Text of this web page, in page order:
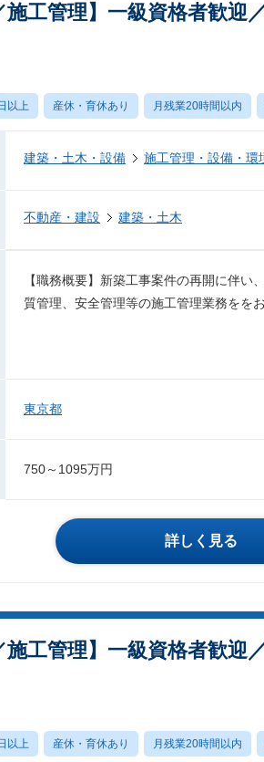
工管理】一級資格者歓迎
以上 産休・育休あり 月残業20時間以内
建築・土木・設備 施工管理・設備・環
不動産・建設 建築・土木
【職務概要】新築工事案件の再開に伴
質管理、安全管理等の施工管理業務をを
東京都
750～1095万円
詳しく見る
工管理】一級資格者歓迎
以上 産休・育休あり 月残業20時間以内